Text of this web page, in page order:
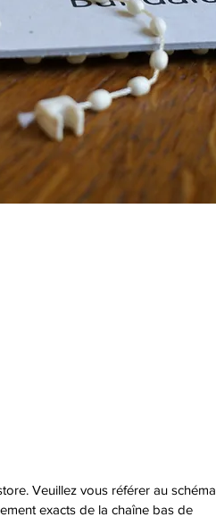
Veuillez vous référer au schéma
exacts de la chaîne bas de